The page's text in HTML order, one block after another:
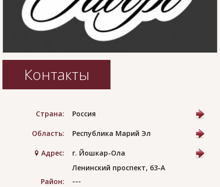
Контакты
Страна: Россия
Область: Республика Марий Эл
Адрес:
г. Йошкар-Ола
Ленинский проспект, 63-А
Район:
---